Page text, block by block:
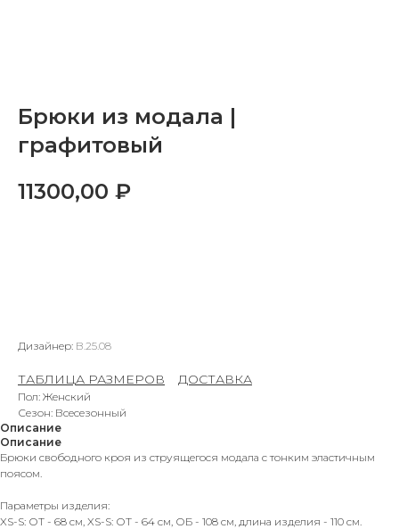
Брюки из модала |
графитовый
11300,00 ₽
Дизайнер: B.25.08
ТАБЛИЦА РАЗМЕРОВ ДОСТАВКА
Пол: Женский
Сезон: Всесезонный
Описание
Описание
Брюки свободного кроя из струящегося модала с тонким эластичным
поясом.
Параметры изделия:
XS-S: ОТ - 68 см, XS-S: ОТ - 64 см, ОБ - 108 см, длина изделия - 110 см.